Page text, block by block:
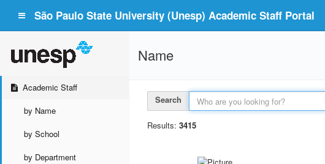
São Paulo State University (Unesp) Academic Staff Portal
Academic Staff
by Name
by School
by Department
Name
Search
Results: 3415